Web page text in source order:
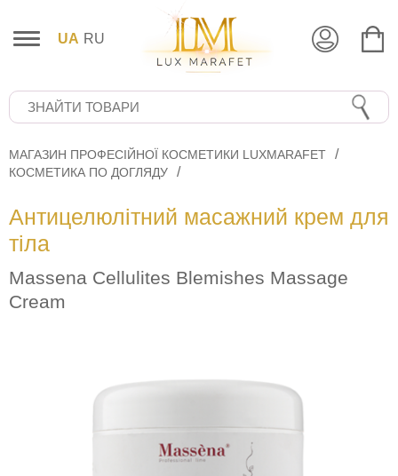
UA RU
МАГАЗИН ПРОФЕСІЙНОЇ КОСМЕТИКИ LUXMARAFET
КОСМЕТИКА ПО ДОГЛЯДУ
Антицелюлітний масажний крем для
тіла
Massena Cellulites Blemishes Massage
Cream